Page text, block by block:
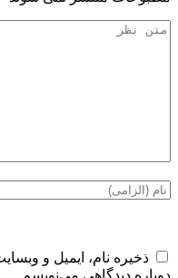
ذخیره نام، ایمیل و
دوباره دیدگاهی می‌نویسم.